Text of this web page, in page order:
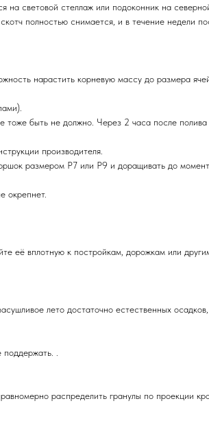
световой стеллаж или подоконник на
полностью снимается, и в течение недели
нарастить корневую массу до размера
быть не должно. Через 2 часа после
производителя.
размером Р7 или Р9 и доращивать до
окрепнет.
её вплотную к постройкам, дорожкам или
лето достаточно естественных
.
распределить гранулы по проекции